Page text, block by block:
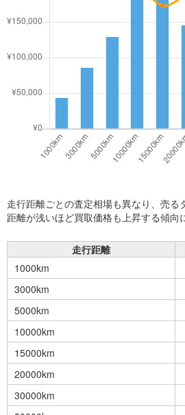
走行距離ごとの査定相場も異なり、売る
距離が浅いほど買取価格も上昇する傾向
走行距離
1000km
3000km
5000km
10000km
15000km
20000km
30000km